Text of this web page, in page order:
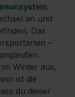
an und
Das
–
Winter aus,
ist die
du dieser